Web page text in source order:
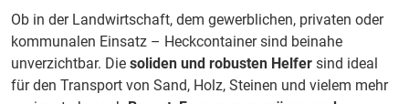
Ob in der Landwirtschaft, dem gewerblichen, privaten oder
kommunalen Einsatz – Heckcontainer sind beinahe
unverzichtbar. Die soliden und robusten Helfer sind ideal
für den Transport von Sand, Holz, Steinen und vielem mehr